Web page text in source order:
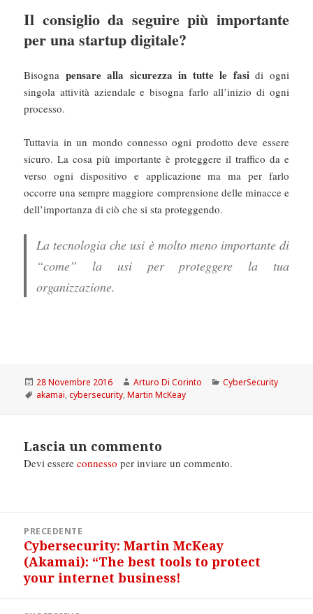
Il consiglio da seguire più importante
per una startup digitale?
Bisogna pensare alla sicurezza in tutte le fasidi ogni
singola attività aziendale e bisogna farlo all’inizio di ogni
processo.
Tuttavia in un mondo connesso ogni prodotto deve essere
sicuro. La cosa più importante è proteggere il traffico da e
verso ogni dispositivo e applicazione ma ma per farlo
occorre una sempre maggiore comprensione delle minacce e
dell’importanza di ciò che si sta proteggendo.
La tecnologia che usi è molto meno importante di
“come” la usi per proteggere la tua
organizzazione.
Scritto
il
28 Novembre 2016 Autore
Arturo Di Corinto Categorie
CyberSecurity
Tag
akamai,cybersecurity,Martin McKeay
Lascia un commento
Devi essereconnesso per inviare un commento.
articoliPRECEDENTE
Articolo
precedente:
Cybersecurity: Martin McKeay
(Akamai): “The best tools to protect
your internet business!